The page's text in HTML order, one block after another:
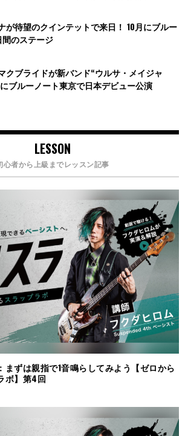
が待望のクインテットで来日！ 10月にブルー
のステージ
クブライドが新バンド“ウルサ・メイジャ
ブルーノート東京で日本デビュー公演
LESSON
心者から上級までレッスン記事
まずは親指で1音鳴らしてみよう【ゼロから
ボ】第4回